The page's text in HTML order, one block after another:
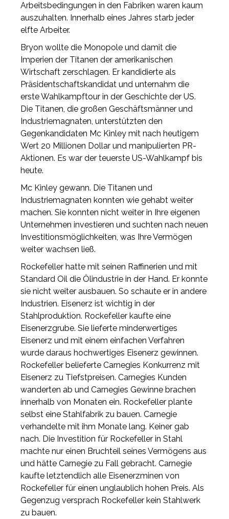
Arbeitsbedingungen in den Fabriken waren kaum
auszuhalten. Innerhalb eines Jahres starb jeder
elfte Arbeiter.
Bryon wollte die Monopole und damit die
Imperien der Titanen der amerikanischen
Wirtschaft zerschlagen. Er kandidierte als
Präsidentschaftskandidat und unternahm die
erste Wahlkampftour in der Geschichte der US.
Die Titanen, die großen Geschäftsmänner und
Industriemagnaten, unterstützten den
Gegenkandidaten Mc Kinley mit nach heutigem
Wert 20 Millionen Dollar und manipulierten PR-
Aktionen. Es war der teuerste US-Wahlkampf bis
heute.
Mc Kinley gewann. Die Titanen und
Industriemagnaten konnten wie gehabt weiter
machen. Sie konnten nicht weiter in Ihre eigenen
Unternehmen investieren und suchten nach neuen
Investitionsmöglichkeiten, was Ihre Vermögen
weiter wachsen ließ.
Rockefeller hatte mit seinen Raffinerien und mit
Standard Oil die Ölindustrie in der Hand. Er konnte
sie nicht weiter ausbauen. So schaute er in andere
Industrien. Eisenerz ist wichtig in der
Stahlproduktion. Rockefeller kaufte eine
Eisenerzgrube. Sie lieferte minderwertiges
Eisenerz und mit einem einfachen Verfahren
wurde daraus hochwertiges Eisenerz gewinnen.
Rockefeller belieferte Carnegies Konkurrenz mit
Eisenerz zu Tiefstpreisen. Carnegies Kunden
wanderten ab und Carnegies Gewinne brachen
innerhalb von Monaten ein. Rockefeller plante
selbst eine Stahlfabrik zu bauen. Carnegie
verhandelte mit ihm Monate lang. Keiner gab
nach. Die Investition für Rockefeller in Stahl
machte nur einen Bruchteil seines Vermögens aus
und hätte Carnegie zu Fall gebracht. Carnegie
kaufte letztendlich alle Eisenerzminen von
Rockefeller für einen unglaublich hohen Preis. Als
Gegenzug versprach Rockefeller kein Stahlwerk
zu bauen.